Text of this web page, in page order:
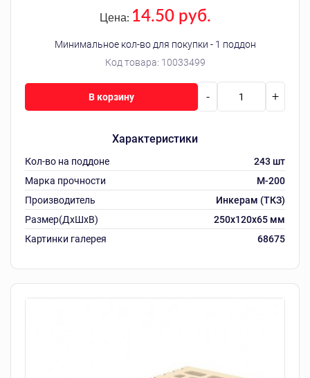
Код товара: 10033499
Цена: 14.50 руб.
Минимальное кол-во для покупки - 1 поддон
Характеристики
Кол-во на поддоне
243 шт
Марка прочности
М-200
Производитель
Инкерам (ТКЗ)
Размер(ДхШхВ)
250х120х65 мм
Картинки галерея
68675
- +
В корзину